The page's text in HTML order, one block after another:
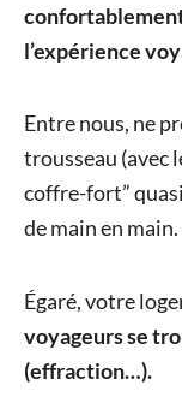
l’expérience
Entre nous, ne
trousseau (avec
coffre-fort”
de main en main.
Égaré, votre
voyageurs se
(effraction…).